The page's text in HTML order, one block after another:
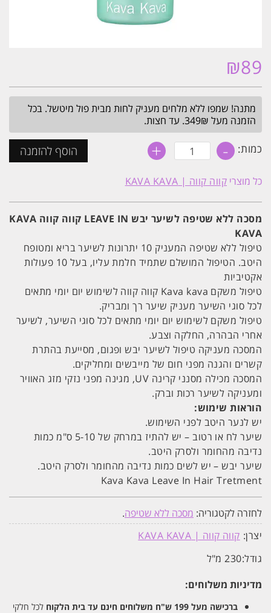
₪89
מתנה! שמפו ללא מלחים מעניק לחות מבית פול מיטשל. בכל
הזמנה מעל 349₪. עד חצות.
כמות: - כמות
של
ללא
שטיפה
יבש
LEAVE
IN
קווה
KAVA
KAVA
+ הוסף להזמנה
כל מוצרי קווה קווה | KAVA KAVA
מסכה ללא שטיפה לשיער יבש LEAVE IN קווה קווה KAVA
KAVA
טיפול ללא שטיפה המעניק 10 יתרונות לשיער בריא ומטופח
היטב. הטיפול המושלם שתמיד חלמת עליו, בעל 10 פעולות
אקטיביות
טיפול משקם Kava kava קווה קווה לשימוש יום יומי מתאים
לכל סוגי השיער מעניק שיער רך ומבריק.
טיפול משקם לשימוש יום יומי מתאים לכל סוגי השיער, לשיער
אחרי הבהרה, החלקה וצבע.
המסכה מעניקה טיפול לשיער יבש ופגום, מסייעת בהתרת
קשרים והגנה מפני חום של מייבשים ומחליקים.
המסכה מכילה מסנני קרינה UV, מגינה מפני נזקי מזג האוויר
ומעניקה לשיער רכות וברק.
הוראות שימוש:
יש לנער היטב לפני השימוש.
שיער לח או רטוב – יש להתיז במרחק של 5-10 ס"מ כמות
נדיבה מהחומר ולסרק היטב.
שיער יבש – יש לשים כמות נדיבה מהחומר ולסרק היטב.
Kava Kava Leave In Hair Tretment
לחזרה לקטגוריה: מסכה ללא שטיפה.
יצרן: קווה קווה | KAVA KAVA
גודל:230 מ"ל
מדיניות משלוחים:
ברכישה מעל 199 ש"ח משלוחים חינם עד בית הלקוח לכל חלקי